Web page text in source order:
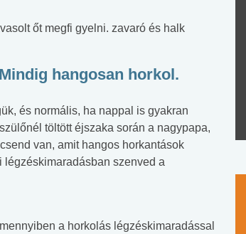
őt megfi gyelni. zavaró és halk
hangosan horkol.
és normális, ha nappal is gyakran
töltött éjszaka során a nagypapa,
van, amit hangos horkantások
légzéskimaradásban szenved a
a horkolás légzéskimaradással